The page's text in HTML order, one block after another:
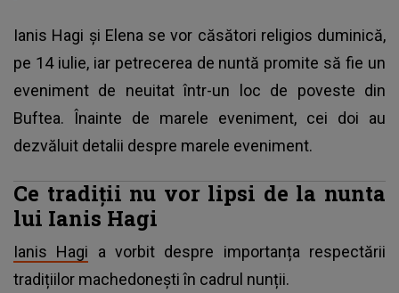
Ianis Hagi și Elena se vor căsători religios duminică,
pe 14 iulie, iar petrecerea de nuntă promite să fie un
eveniment de neuitat într-un loc de poveste din
Buftea. Înainte de marele eveniment, cei doi au
dezvăluit detalii despre marele eveniment.
Ce tradiții nu vor lipsi de la nunta
lui Ianis Hagi
Ianis Hagi a vorbit despre importanța respectării
tradițiilor machedonești în cadrul nunții.